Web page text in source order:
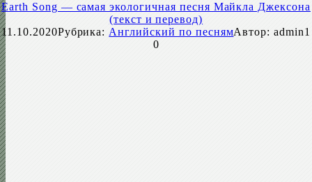
Earth Song — самая экологичная песня Майкла Джексона
(текст и перевод)
11.10.2020Рубрика: Английский по песнямАвтор: admin1
0